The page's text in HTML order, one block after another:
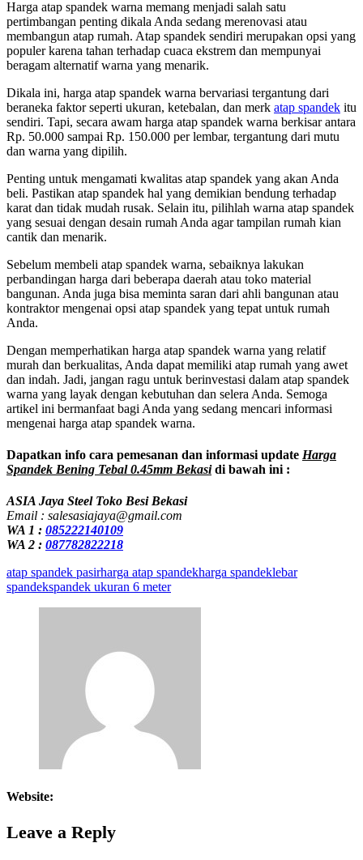
Harga atap spandek warna memang menjadi salah satu
pertimbangan penting dikala Anda sedang merenovasi atau
membangun atap rumah. Atap spandek sendiri merupakan opsi yang
populer karena tahan terhadap cuaca ekstrem dan mempunyai
beragam alternatif warna yang menarik.
Dikala ini, harga atap spandek warna bervariasi tergantung dari
beraneka faktor seperti ukuran, ketebalan, dan merk atap spandek itu
sendiri. Tapi, secara awam harga atap spandek warna berkisar antara
Rp. 50.000 sampai Rp. 150.000 per lembar, tergantung dari mutu
dan warna yang dipilih.
Penting untuk mengamati kwalitas atap spandek yang akan Anda
beli. Pastikan atap spandek hal yang demikian bendung terhadap
karat dan tidak mudah rusak. Selain itu, pilihlah warna atap spandek
yang sesuai dengan desain rumah Anda agar tampilan rumah kian
cantik dan menarik.
Sebelum membeli atap spandek warna, sebaiknya lakukan
perbandingan harga dari beberapa daerah atau toko material
bangunan. Anda juga bisa meminta saran dari ahli bangunan atau
kontraktor mengenai opsi atap spandek yang tepat untuk rumah
Anda.
Dengan memperhatikan harga atap spandek warna yang relatif
murah dan berkualitas, Anda dapat memiliki atap rumah yang awet
dan indah. Jadi, jangan ragu untuk berinvestasi dalam atap spandek
warna yang layak dengan kebutuhan dan selera Anda. Semoga
artikel ini bermanfaat bagi Anda yang sedang mencari informasi
mengenai harga atap spandek warna.
Dapatkan info cara pemesanan dan informasi update Harga
Spandek Bening Tebal 0.45mm Bekasidi bawah ini :
ASIA Jaya Steel Toko Besi Bekasi
Email : salesasiajaya@gmail.com
WA 1 : 085222140109
WA 2 : 087782822218
atap spandek pasirharga atap spandekharga spandeklebar
spandekspandek ukuran 6 meter
Website:
Leave a Reply